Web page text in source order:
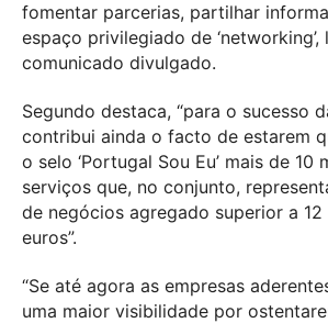
fomentar parcerias, partilhar
espaço privilegiado de ‘networking’,
comunicado divulgado.
Segundo destaca, “para o sucesso
contribui ainda o facto de estarem
o selo ‘Portugal Sou Eu’ mais de 10
serviços que, no conjunto,
de negócios agregado superior a
euros”.
“Se até agora as empresas
uma maior visibilidade por